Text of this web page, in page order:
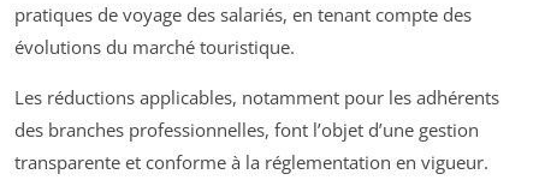
pratiques de voyage des salariés, en tenant compte des
évolutions du marché touristique.
Les réductions applicables, notamment pour les adhérents
des branches professionnelles, font l’objet d’une gestion
transparente et conforme à la réglementation en vigueur.